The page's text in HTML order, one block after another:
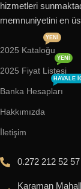
hizmetleri
memnuniyetini en
2025 Kataloğu
YENI
2025 Fiyat Listesi
YENI
Banka Hesapları
HAVALE
Hakkımızda
İletişim
0.272 212 52
Karaman